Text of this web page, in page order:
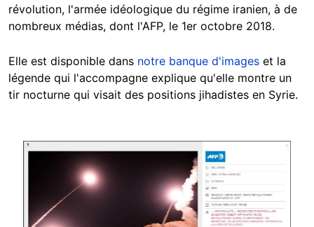
révolution, l'armée idéologique du régime iranien, à de
nombreux médias, dont l'AFP, le 1er octobre 2018.
Elle est disponible dans notre banque d'images et la
légende qui l'accompagne explique qu'elle montre un
tir nocturne qui visait des positions jihadistes en Syrie.
Image